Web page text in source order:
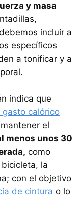
y masa
incluir a
específicos
a tonificar y a
indica que
calórico
el
menos unos 30
como
la
con el objetivo
de cintura o lo